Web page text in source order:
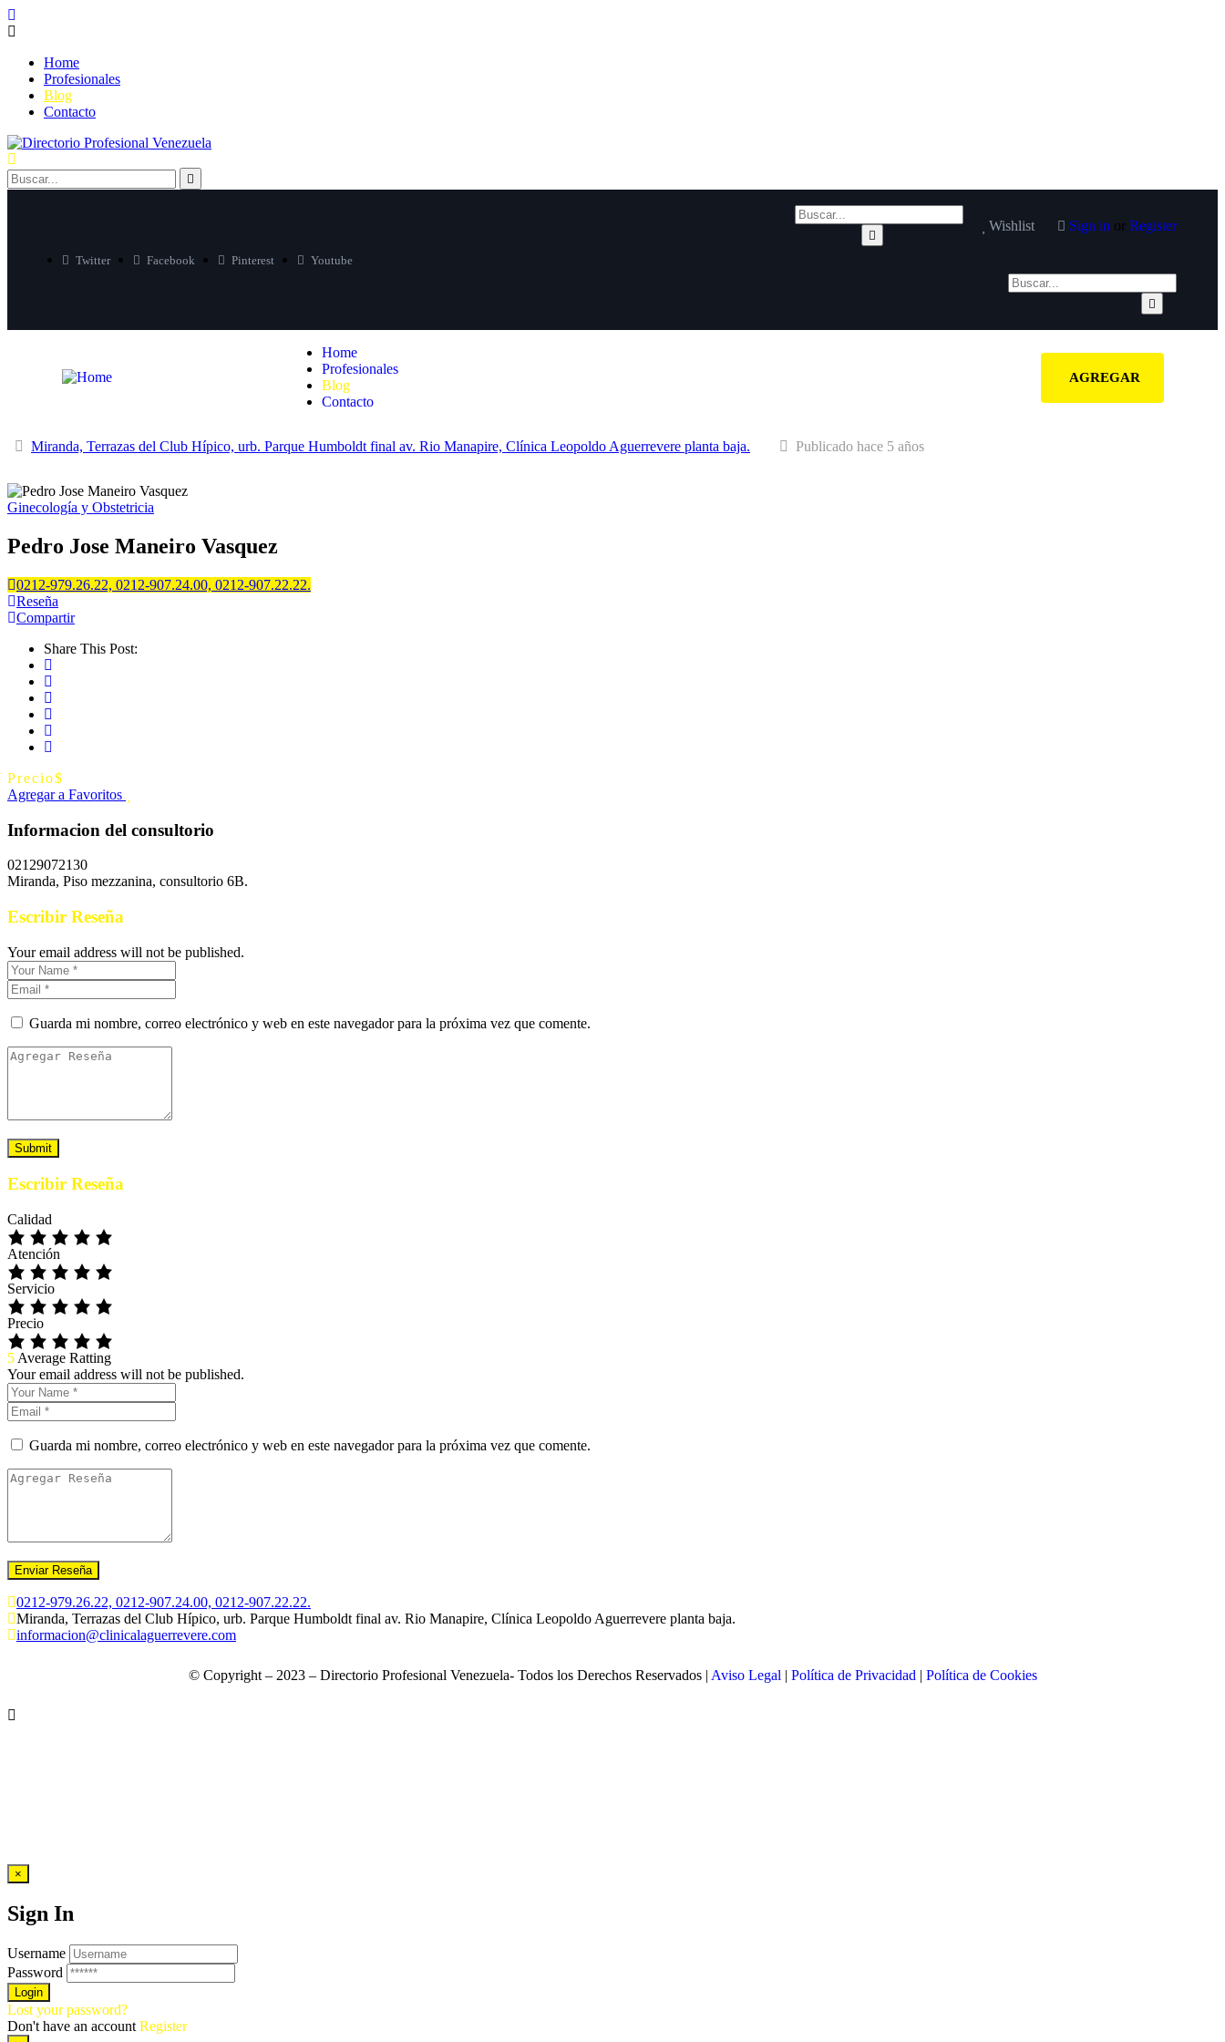
Home
Profesionales
Blog
Contacto
Twitter Facebook Pinterest Youtube
Wishlist Sign in or Register
Home
Profesionales
Blog
Contacto
AGREGAR
Miranda, Terrazas del Club Hípico, urb. Parque Humboldt final av. Rio Manapire, Clínica Leopoldo Aguerrevere planta baja. Publicado hace 5 años
Ginecología y Obstetricia
Pedro Jose Maneiro Vasquez
0212-979.26.22, 0212-907.24.00, 0212-907.22.22.
Reseña
Compartir
Share This Post:
Precio$
Agregar a Favoritos
Informacion del consultorio
02129072130
Miranda, Piso mezzanina, consultorio 6B.
Escribir Reseña
Your email address will not be published.
Guarda mi nombre, correo electrónico y web en este navegador para la próxima vez que comente.
Escribir Reseña
Calidad
Atención
Servicio
Precio
5 Average Ratting
Your email address will not be published.
Guarda mi nombre, correo electrónico y web en este navegador para la próxima vez que comente.
0212-979.26.22, 0212-907.24.00, 0212-907.22.22.
Miranda, Terrazas del Club Hípico, urb. Parque Humboldt final av. Rio Manapire, Clínica Leopoldo Aguerrevere planta baja.
informacion@clinicalaguerrevere.com
© Copyright – 2023 – Directorio Profesional Venezuela- Todos los Derechos Reservados | Aviso Legal | Política de Privacidad | Política de Cookies
×
Sign In
Username
Password
Lost your password?
Don't have an account Register